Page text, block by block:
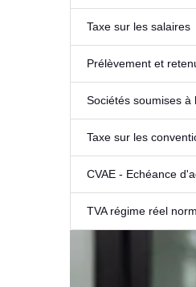
Taxe sur les salaires
Prélèvement et
Sociétés soumises à
Taxe sur les
CVAE - Echéance
TVA régime réel